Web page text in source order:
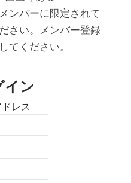
ンバーに限定されて
さい。メンバー登録
てください。
イン
レス